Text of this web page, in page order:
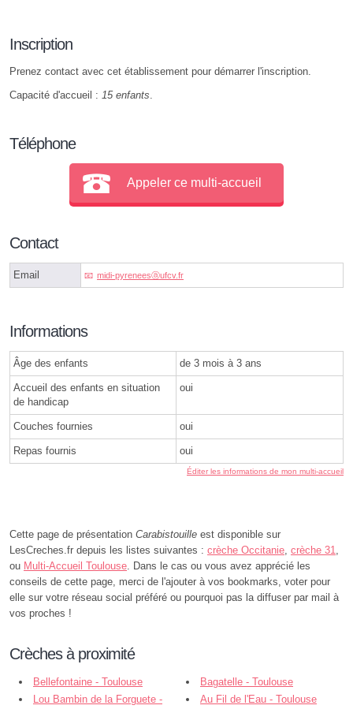
Inscription
Prenez contact avec cet établissement pour démarrer l'inscription.
Capacité d'accueil : 15 enfants
Téléphone
Appeler ce multi-accueil
Contact
Email midi-pyreneesⓐufcv.fr
Informations
Âge des enfants de 3 mois à 3 ans
Accueil des enfants en situation
de handicap
oui
Couches fournies oui
Repas fournis oui
Éditer les informations de mon multi-accueil
Cette page de présentation Carabistouille est disponible sur
LesCreches.fr depuis les listes suivantes : crèche Occitanie crèche 31
ou Multi-Accueil Toulouse . Dans le cas ou vous avez apprécié les
conseils de cette page, merci de l'ajouter à vos bookmarks, voter pour
elle sur votre réseau social préféré ou pourquoi pas la diffuser par mail à
vos proches !
Crèches à proximité
Bellefontaine - Toulouse
Bagatelle - Toulouse
Lou Bambin de la Forguete -
Au Fil de l'Eau - Toulouse